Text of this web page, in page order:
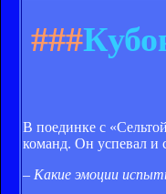
###
В поединке с
команд. Он успевал и
– Какие эмоции